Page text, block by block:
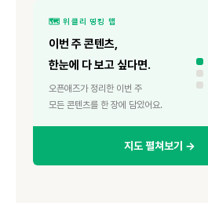
🗺️ 위클리 띵킹 맵
이번 주 콘텐츠,
한눈에 다 보고 싶다면.
오픈애즈가 정리한 이번 주
모든 콘텐츠를 한 장에 담았어요.
지도 펼쳐보기 →